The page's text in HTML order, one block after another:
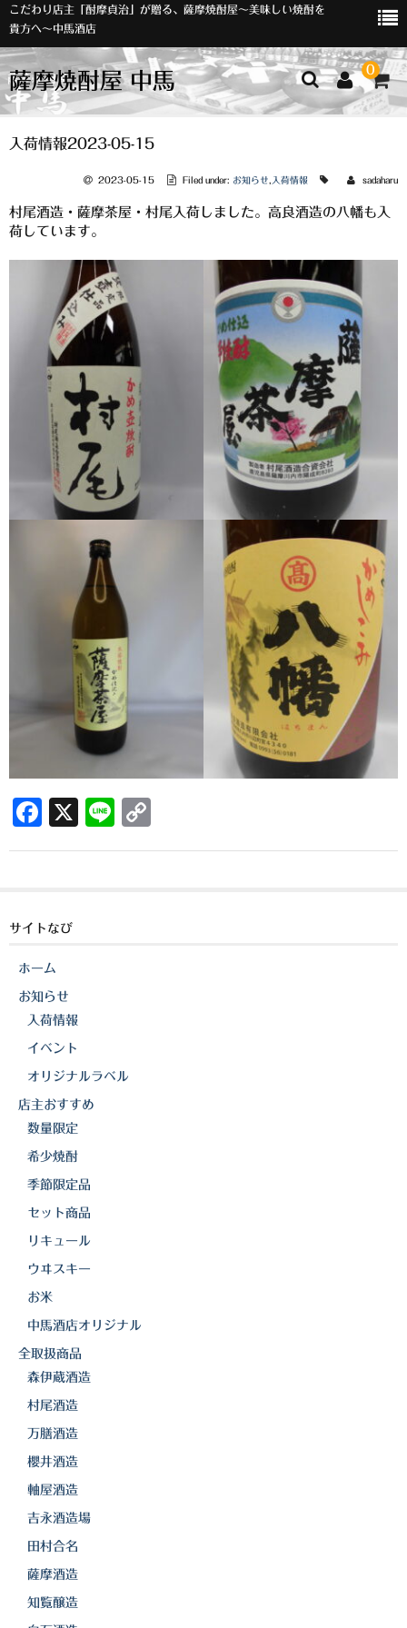
こだわり店主「酎摩貞治」が贈る、薩摩焼酎屋～美味しい焼酎を
貴方へ～中馬酒店
薩摩焼酎屋 中馬 0
ホーム
入荷情報
オリジナルラベル
店主おすすめ
数量限定
希少焼酎
季節限定品
セット商品
リキュール
ウヰスキー
中馬酒店オリジナル
全取扱商品
森伊蔵酒造
村尾酒造
櫻井酒造
知覧醸造
白石酒造
白玉醸造
甲斐商店
小正醸造
三岳酒造
久保酒造
宮田本店
佐藤酒造
さつま無双
丸西酒造
神川酒造
入荷情報2023-05-15
2023-05-15 Filed under: お知らせ 入荷情報 sadaharu
村尾酒造・薩摩茶屋・村尾入荷しました。高良酒造の八幡も入
荷しています。
F
b
o
o
k
X
Li
サイトなび
ホーム
お知らせ
入荷情報
イベント
オリジナルラベル
店主おすすめ
数量限定
希少焼酎
季節限定品
セット商品
リキュール
ウヰスキー
お米
中馬酒店オリジナル
全取扱商品
森伊蔵酒造
村尾酒造
万膳酒造
櫻井酒造
軸屋酒造
吉永酒造場
田村合名
薩摩酒造
知覧醸造